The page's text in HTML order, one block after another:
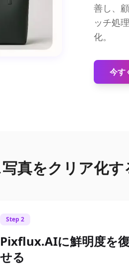
善し、
ッチ処
化。
今す
真をクリア化す
Step 2
Pixflux.AIに鮮明度を
せる